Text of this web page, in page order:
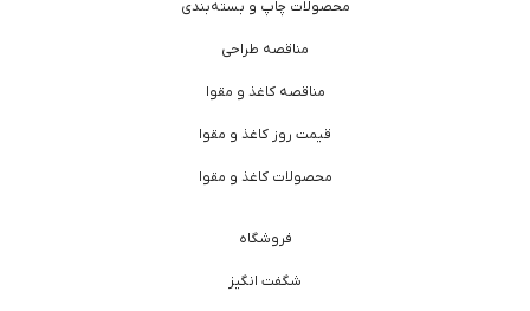
محصولات چاپ و بسته‌بندی
مناقصه طراحی
مناقصه کاغذ و مقوا
قیمت روز کاغذ و مقوا
محصولات کاغذ و مقوا
فروشگاه
شگفت انگیز